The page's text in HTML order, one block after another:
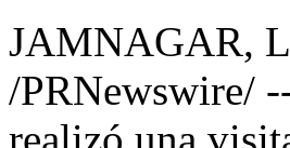
JAMNAGAR,
/PRNewswire/
realizó una